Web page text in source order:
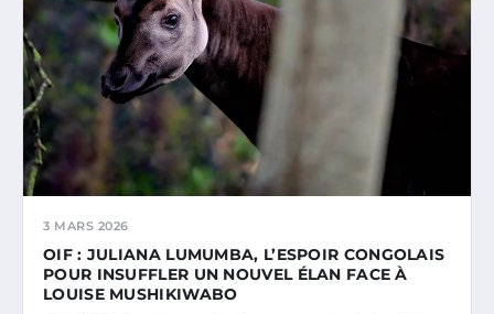
3 MARS 2026
OIF : JULIANA LUMUMBA, L’ESPOIR CONGOLAIS
POUR INSUFFLER UN NOUVEL ÉLAN FACE À
LOUISE MUSHIKIWABO